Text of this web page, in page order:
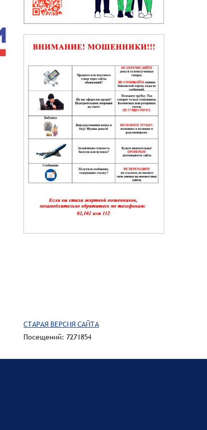
СТАРАЯ ВЕРСИЯ САЙТА
Посещений: 7271854